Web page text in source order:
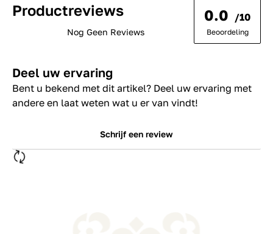
Productreviews
Nog Geen Reviews
0.0 /10
Beoordeling
Deel uw ervaring
Bent u bekend met dit artikel? Deel uw ervaring met
andere en laat weten wat u er van vindt!
Schrijf een review